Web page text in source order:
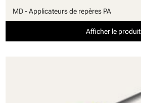
MD - Applicateurs de repères PA
Afficher le produit